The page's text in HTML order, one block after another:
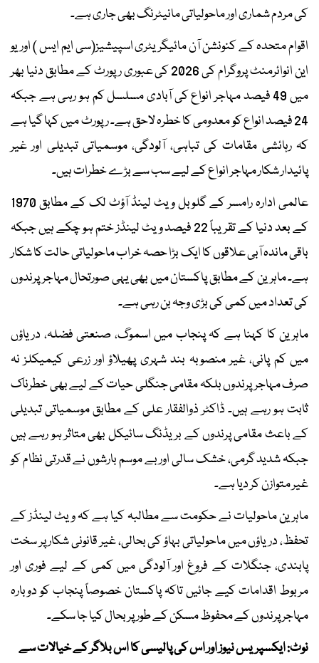
کی مردم شماری اور ماحولیاتی مانیٹرنگ بھی جاری ہے۔
اقوام متحدہ کے کنونشن آن مائیگریٹری اسپیشیز(سی ایم ایس ) اور یو
این انوائرمنٹ پروگرام کی 2026 کی عبوری رپورٹ کے مطابق دنیا بھر
میں 49 فیصد مہاجر انواع کی آبادی مسلسل کم ہو رہی ہے جبکہ
24 فیصد انواع کو معدومی کا خطرہ لاحق ہے۔ رپورٹ میں کہا گیا ہے
کہ رہائشی مقامات کی تباہی، آلودگی، موسمیاتی تبدیلی اور غیر
پائیدار شکار مہاجر انواع کے لیے سب سے بڑے خطرات ہیں۔
عالمی ادارہ رامسر کے گلوبل ویٹ لینڈ آؤٹ لک کے مطابق 1970
کے بعد دنیا کے تقریباً 22 فیصد ویٹ لینڈز ختم ہو چکے ہیں جبکہ
باقی ماندہ آبی علاقوں کا ایک بڑا حصہ خراب ماحولیاتی حالت کا شکار
ہے۔ ماہرین کے مطابق پاکستان میں بھی یہی صورتحال مہاجر پرندوں
کی تعداد میں کمی کی بڑی وجہ بن رہی ہے۔
ماہرین کا کہنا ہے کہ پنجاب میں اسموگ، صنعتی فضلہ، دریاؤں
میں کم پانی، غیر منصوبہ بند شہری پھیلاؤ اور زرعی کیمیکلز نہ
صرف مہاجر پرندوں بلکہ مقامی جنگلی حیات کے لیے بھی خطرناک
ثابت ہو رہے ہیں۔ ڈاکٹر ذوالفقار علی کے مطابق موسمیاتی تبدیلی
کے باعث مقامی پرندوں کے بریڈنگ سائیکل بھی متاثر ہو رہے ہیں
جبکہ شدید گرمی، خشک سالی اور بے موسم بارشوں نے قدرتی نظام کو
غیر متوازن کر دیا ہے۔
ماہرین ماحولیات نے حکومت سے مطالبہ کیا ہے کہ ویٹ لینڈز کے
تحفظ، دریاؤں میں ماحولیاتی بہاؤ کی بحالی، غیر قانونی شکار پر سخت
پابندی، جنگلات کے فروغ اور آلودگی میں کمی کے لیے فوری اور
مربوط اقدامات کیے جائیں تاکہ پاکستان خصوصاً پنجاب کو دوبارہ
مہاجر پرندوں کے محفوظ مسکن کے طور پر بحال کیا جا سکے۔
نوٹ: ایکسپریس نیوز اور اس کی پالیسی کا اس بلاگر کے خیالات سے